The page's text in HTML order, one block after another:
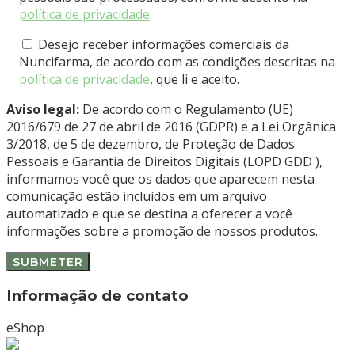
política de privacidade.
Desejo receber informações comerciais da
Nuncifarma, de acordo com as condições descritas na
política de privacidade, que li e aceito.
Aviso legal: De acordo com o Regulamento (UE)
2016/679 de 27 de abril de 2016 (GDPR) e a Lei Orgânica
3/2018, de 5 de dezembro, de Proteção de Dados
Pessoais e Garantia de Direitos Digitais (LOPD GDD ),
informamos você que os dados que aparecem nesta
comunicação estão incluídos em um arquivo
automatizado e que se destina a oferecer a você
informações sobre a promoção de nossos produtos.
Informação de contato
eShop